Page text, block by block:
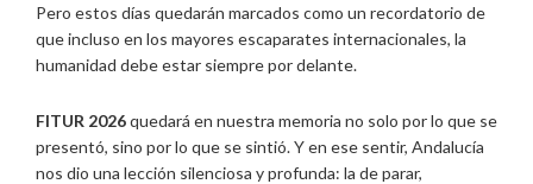
Pero estos días quedarán marcados como un recordatorio de
que incluso en los mayores escaparates internacionales, la
humanidad debe estar siempre por delante.
FITUR 2026quedará en nuestra memoria no solo por lo que se
presentó, sino por lo que se sintió. Y en ese sentir, Andalucía
nos dio una lección silenciosa y profunda: la de parar,